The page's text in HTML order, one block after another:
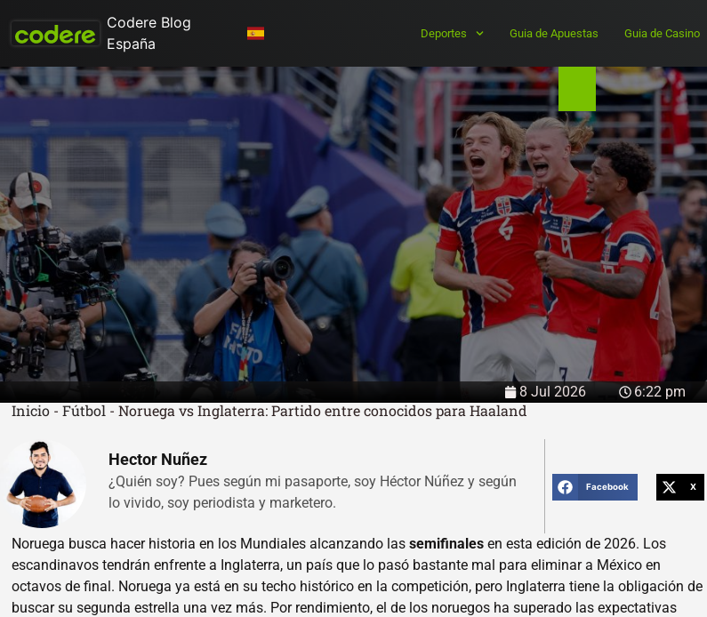
Codere Blog
España
Deportes Guia de Apuestas Guia de Casino
8 Jul 2026 6:22 pm
Inicio - Fútbol - Noruega vs Inglaterra: Partido entre conocidos para Haaland
Hector Nuñez
¿Quién soy? Pues según mi pasaporte, soy Héctor Núñez y según
lo vivido, soy periodista y marketero.
Facebook X
Noruega busca hacer historia en los Mundiales alcanzando lassemifinales en esta edición de 2026. Los
escandinavos tendrán enfrente a Inglaterra, un país que lo pasó bastante mal para eliminar a México en
octavos de final. Noruega ya está en su techo histórico en la competición, pero Inglaterra tiene la obligación de
buscar su segunda estrella una vez más. Por rendimiento, el de los noruegos ha superado las expectativas